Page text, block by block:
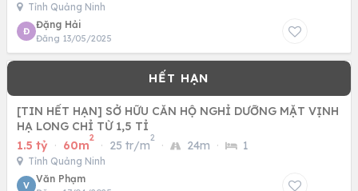
Tỉnh Quảng Ninh
Đ
Đặng Hải
Đăng 13/05/2025
[TIN HẾT HẠN] SỞ HỮU CĂN HỘ NGHỈ DƯỠNG MẶT VỊNH
HẠ LONG CHỈ TỪ 1,5 TỈ
1.5 tỷ · 60m
2
· 25 tr/m
2
· 24m · 1
Tỉnh Quảng Ninh
V
Văn Phạm